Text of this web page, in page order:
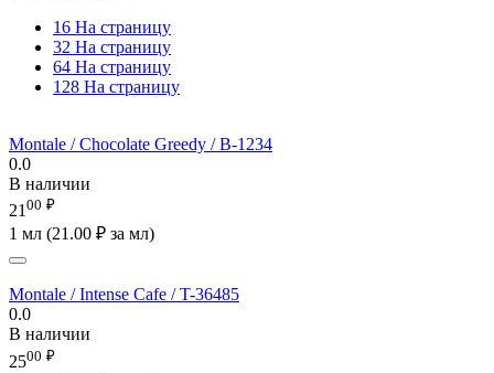
16 На страницу
32 На страницу
64 На страницу
128 На страницу
Montale / Chocolate Greedy / B-1234
0.0
В наличии
21 00 ₽
1 мл (21.00 ₽ за мл)
Montale / Intense Cafe / T-36485
0.0
В наличии
2500 ₽